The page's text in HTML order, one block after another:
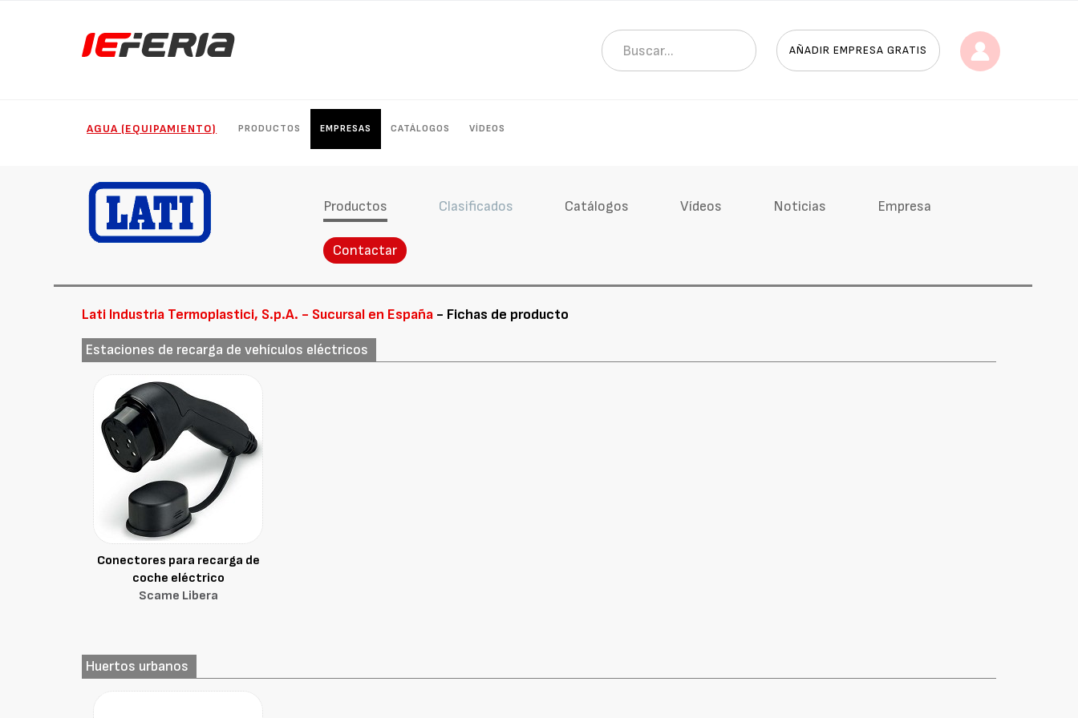
AÑADIR EMPRESA GRATIS
AGUA (EQUIPAMIENTO) PRODUCTOS EMPRESAS CATÁLOGOS VÍDEOS
Productos Clasificados Catálogos Vídeos Noticias Empresa
Contactar
Lati Industria Termoplastici, S.p.A. - Sucursal en España - Fichas de producto
Estaciones de recarga de vehículos eléctricos
Conectores para recarga de
coche eléctrico
Scame Libera
Huertos urbanos